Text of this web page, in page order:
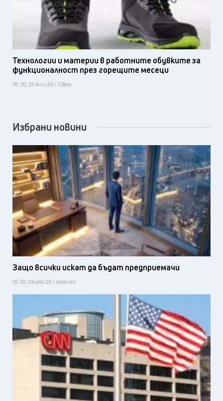
Технологии и материи в работните обувките за
функционалност през горещите месеци
18:30, 29 юли 26 / Свят
Избрани новини
Защо всички искат да бъдат предприемачи
10:30, 06 авг 26 / Idealisti